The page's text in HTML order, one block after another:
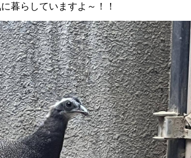
暮らしていますよ～！！